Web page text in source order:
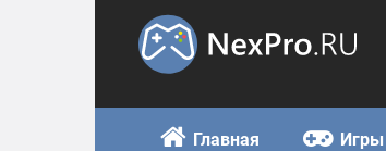
Главная Игры